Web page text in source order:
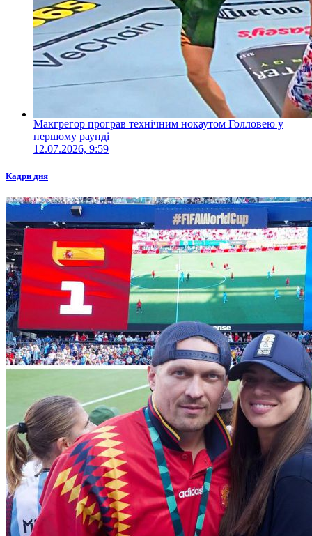
Макгрегор програв технічним нокаутом Голловею у
першому раунді
12.07.2026, 9:59
Кадри дня